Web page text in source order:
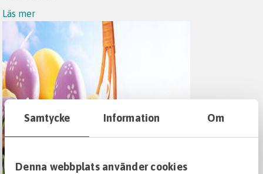
Samtycke Information Om
Denna webbplats använder cookies
Läs mer